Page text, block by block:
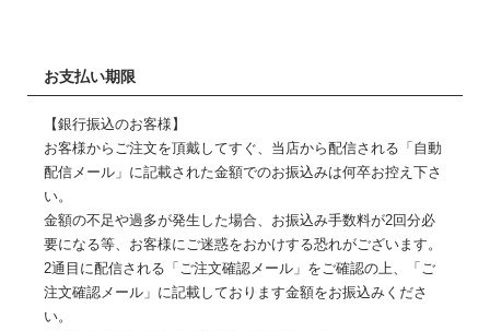
お支払い期限
【銀行振込のお客様】
お客様からご注文を頂戴してすぐ、当店から配信される「自動
配信メール」に記載された金額でのお振込みは何卒お控え下さ
い。
金額の不足や過多が発生した場合、お振込み手数料が2回分必
要になる等、お客様にご迷惑をおかけする恐れがございます。
2通目に配信される「ご注文確認メール」をご確認の上、「ご
注文確認メール」に記載しております金額をお振込みくださ
い。